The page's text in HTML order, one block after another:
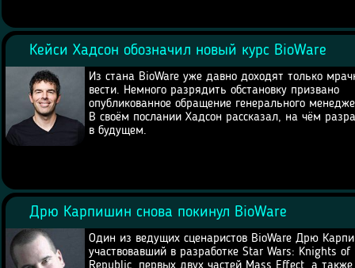
Кейси Хадсон обозначил новый курс BioWare
Из стана BioWare уже давно доходят только
вести. Немного разрядить обстановку призвано
опубликованное обращение генерального
В своём послании Хадсон рассказал, на чём
в будущем.
Дрю Карпишин снова покинул BioWare
Один из ведущих сценаристов BioWare Дрю
участвовавший в разработке Star Wars: Knights of